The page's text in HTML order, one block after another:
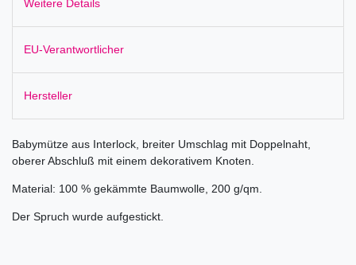
Weitere Details
EU-Verantwortlicher
Hersteller
Babymütze aus Interlock, breiter Umschlag mit Doppelnaht,
oberer Abschluß mit einem dekorativem Knoten.
Material: 100 % gekämmte Baumwolle, 200 g/qm.
Der Spruch wurde aufgestickt.